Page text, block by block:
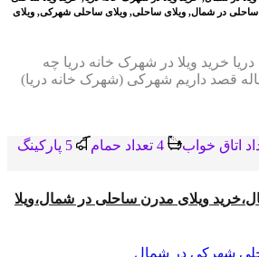
در شمال, ویلای ساحلی, ویلای ساحلی شهرکی, ویلای
خرید ویلا در شهرک خانه دریا چه
قصد داریم شهرکی (شهرک خانه دریا)
ویلای مدرن ساحلی در شمال،ویلا